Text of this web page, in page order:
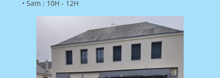
• Sam : 10H - 12H